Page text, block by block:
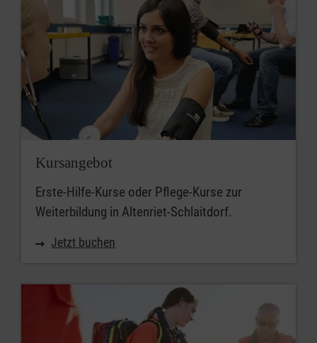
Kursangebot
Erste-Hilfe-Kurse oder Pflege-Kurse zur
Weiterbildung in Altenriet-Schlaitdorf.
Jetzt buchen